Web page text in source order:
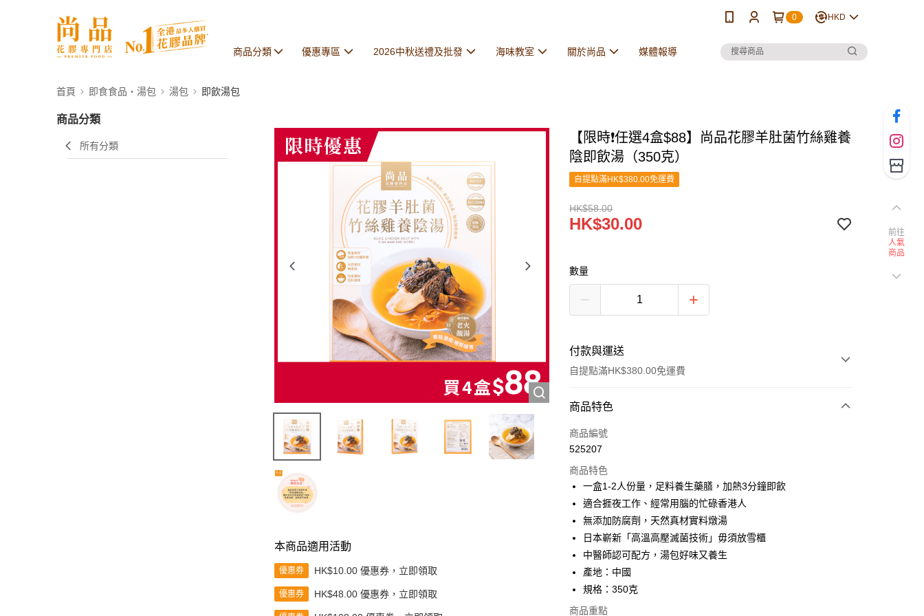
0 HKD
商品分類 優惠專區 2026中秋送禮及批發 海味教室 關於尚品 媒體報導
首頁 即食食品・湯包 湯包 即飲湯包
商品分類
所有分類
本商品適用活動
優惠券 HK$10.00 優惠券，立即領取
優惠券 HK$48.00 優惠券，立即領取
【限時❗任選4盒$88】尚品花膠羊肚菌竹絲雞養
陰即飲湯（350克）
自提點滿HK$380.00免運費
HK$58.00
HK$30.00
數量
付款與運送
自提點滿HK$380.00免運費
付款方式
信用卡
Google Pay
AlipayHK
PayMe
WeChat Pay
BoC Pay
其他轉帳方式
商品特色
商品編號
525207
商品特色
一盒1-2人份量，足料養生藥膳，加熱3分鐘即飲
適合捱夜工作、經常用腦的忙碌香港人
無添加防腐劑，天然真材實料燉湯
日本嶄新「高溫高壓滅菌技術」毋須放雪櫃
中醫師認可配方，湯包好味又養生
產地：中國
規格：350克
商品重點
前往
人氣
商品